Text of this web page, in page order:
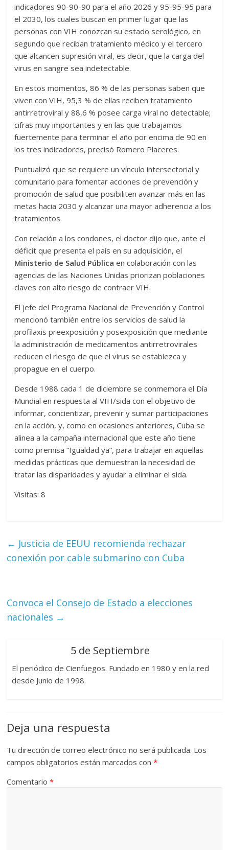
indicadores 90-90-90 para el año 2026 y 95-95-95 para
el 2030, los cuales buscan en primer lugar que las
personas con VIH conozcan su estado serológico, en
segundo que reciban tratamiento médico y el tercero
que alcancen supresión viral, es decir, que la carga del
virus en sangre sea indetectable.
En estos momentos, 86 % de las personas saben que
viven con VIH, 95,3 % de ellas reciben tratamiento
antirretroviral y 88,6 % posee carga viral no detectable;
cifras muy importantes y en las que trabajamos
fuertemente para terminar el año por encima de 90 en
los tres indicadores, precisó Romero Placeres.
Puntualizó que se requiere un vínculo intersectorial y
comunitario para fomentar acciones de prevención y
promoción de salud que posibiliten avanzar más en las
metas hacia 2030 y alcanzar una mayor adherencia a los
tratamientos.
Con relación a los condones, el doctor dijo que, ante el
déficit que presenta el país en su adquisición, el
Ministerio de Salud Pública en colaboración con las
agencias de las Naciones Unidas priorizan poblaciones
claves con alto riesgo de contraer VIH.
El jefe del Programa Nacional de Prevención y Control
mencionó también entre los servicios de salud la
profilaxis preexposición y posexposición que mediante
la administración de medicamentos antirretrovirales
reducen el riesgo de que el virus se establezca y
propague en el cuerpo.
Desde 1988 cada 1 de diciembre se conmemora el Día
Mundial en respuesta al VIH/sida con el objetivo de
informar, concientizar, prevenir y sumar participaciones
en la acción, y, como en ocasiones anteriores, Cuba se
alinea a la campaña internacional que este año tiene
como premisa “Igualdad ya”, para trabajar en aquellas
medidas prácticas que demuestran la necesidad de
tratar las disparidades y ayudar a eliminar el sida.
Visitas: 8
← Justicia de EEUU recomienda rechazar
conexión por cable submarino con Cuba
Convoca el Consejo de Estado a elecciones
nacionales →
5 de Septiembre
El periódico de Cienfuegos. Fundado en 1980 y en la red
desde Junio de 1998.
Deja una respuesta
Tu dirección de correo electrónico no será publicada. Los
campos obligatorios están marcados con*
Comentario*